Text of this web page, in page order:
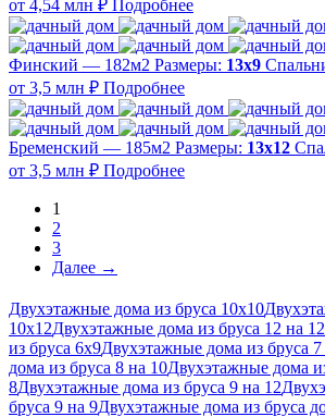
от 4,54 млн ₽ Подробнее
Финский — 182м2 Размеры: 13х9
от 3,5 млн ₽ Подробнее
Бременский — 185м2 Размеры: 13х12
от 3,5 млн ₽ Подробнее
1
2
3
Далее →
Двухэтажные дома из бруса 10x10
10x12Двухэтажные дома из бруса 12 на 12
из бруса 6х9Двухэтажные дома из бруса 7
дома из бруса 8 на 10Двухэтажные дома
8Двухэтажные дома из бруса 9 на 12
бруса 9 на 9Двухэтажные дома из бруса